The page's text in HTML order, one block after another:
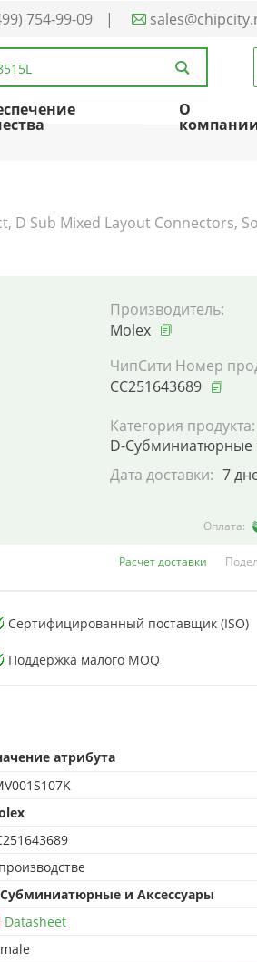
754-99-09 |
О
лаборатория
CMA
D Sub Mixed Layout Connectors,
Производитель:
Molex
ЧипСити Номер
CC251643689
Категория продукта:
D-Субминиатюрные
Дата доставки: 7
Оплата:
Расчет доставки
Сертифицированный поставщик (ISO)
Поддержка малого MOQ
атрибута
и Аксессуары
Datasheet